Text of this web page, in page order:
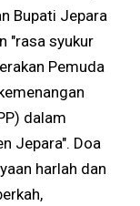
Bupati Jepara
"rasa syukur
Pemuda
dalam
Jepara". Doa
harlah dan